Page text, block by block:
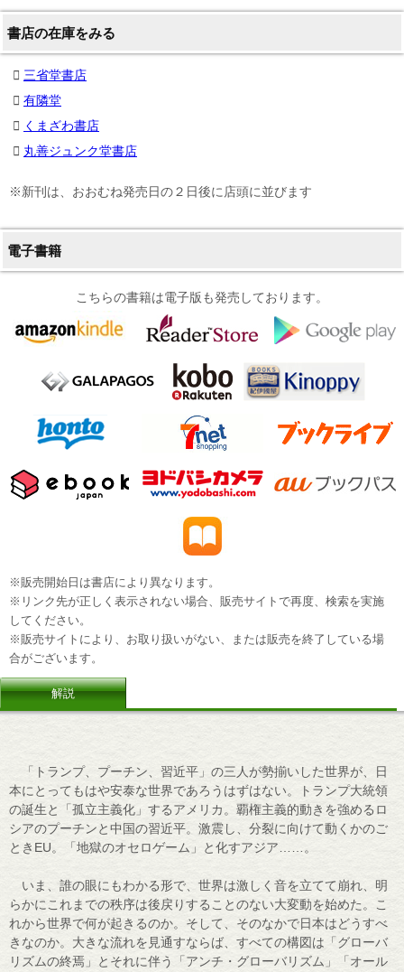
書店の在庫をみる
三省堂書店
有隣堂
くまざわ書店
丸善ジュンク堂書店
※新刊は、おおむね発売日の２日後に店頭に並びます
電子書籍
こちらの書籍は電子版も発売しております。
※販売開始日は書店により異なります。
※リンク先が正しく表示されない場合、販売サイトで再度、検索を実施
してください。
※販売サイトにより、お取り扱いがない、または販売を終了している場
合がございます。
解説
「トランプ、プーチン、習近平」の三人が勢揃いした世界が、日
本にとってもはや安泰な世界であろうはずはない。トランプ大統領
の誕生と「孤立主義化」するアメリカ。覇権主義的動きを強めるロ
シアのプーチンと中国の習近平。激震し、分裂に向けて動くかのご
ときEU。「地獄のオセロゲーム」と化すアジア……。
いま、誰の眼にもわかる形で、世界は激しく音を立てて崩れ、明
らかにこれまでの秩序は後戻りすることのない大変動を始めた。こ
れから世界で何が起きるのか。そして、そのなかで日本はどうすべ
きなのか。大きな流れを見通すならば、すべての構図は「グローバ
リズムの終焉」とそれに伴う「アンチ・グローバリズム」「オール